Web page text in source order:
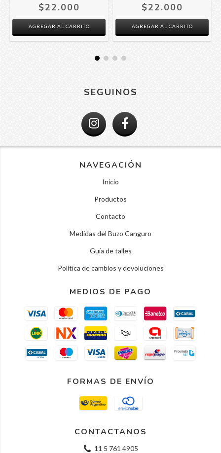
$22.000
AGREGAR AL CARRITO
$22.000
AGREGAR AL CARRITO
SEGUINOS
NAVEGACIÓN
Inicio
Productos
Contacto
Medidas del Buzo Canguro
Guía de talles
Politica de cambios y devoluciones
MEDIOS DE PAGO
FORMAS DE ENVÍO
CONTACTANOS
11 5 761 4905